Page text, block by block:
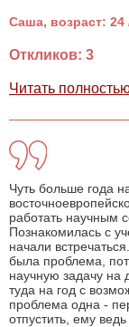
Саша, возраст: 24
Откликов: 3
Читать
Чуть больше года
работать научным
Познакомилась с
начали
была проблема,
научную задачу на
туда на год с
проблема одна -
отпустить, ему ведь